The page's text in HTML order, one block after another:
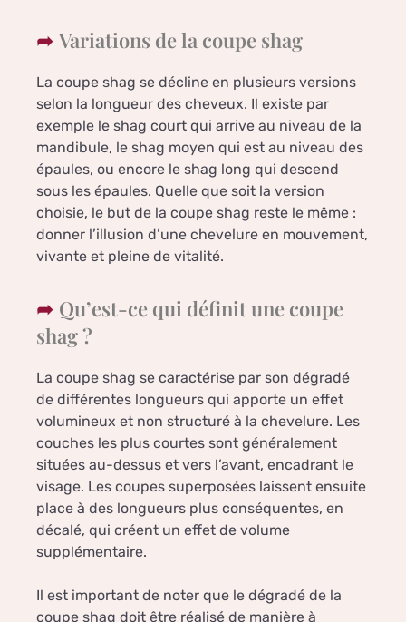
Variations de la coupe shag
La coupe shag se décline en plusieurs versions
selon la longueur des cheveux. Il existe par
exemple le shag court qui arrive au niveau de la
mandibule, le shag moyen qui est au niveau des
épaules, ou encore le shag long qui descend
sous les épaules. Quelle que soit la version
choisie, le but de la coupe shag reste le même :
donner l’illusion d’une chevelure en mouvement,
vivante et pleine de vitalité.
Qu’est-ce qui définit une coupe
shag ?
La coupe shag se caractérise par son dégradé
de différentes longueurs qui apporte un effet
volumineux et non structuré à la chevelure. Les
couches les plus courtes sont généralement
situées au-dessus et vers l’avant, encadrant le
visage. Les coupes superposées laissent ensuite
place à des longueurs plus conséquentes, en
décalé, qui créent un effet de volume
supplémentaire.
Il est important de noter que le dégradé de la
coupe shag doit être réalisé de manière à